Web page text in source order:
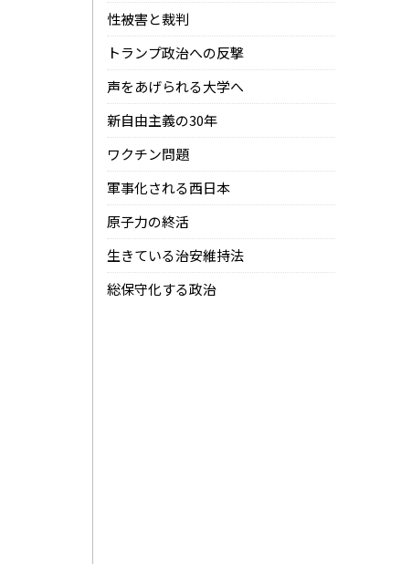
性被害と裁判
トランプ政治への反撃
声をあげられる大学へ
新自由主義の30年
ワクチン問題
軍事化される西日本
原子力の終活
生きている治安維持法
総保守化する政治